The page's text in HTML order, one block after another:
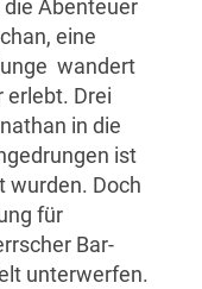
Abenteuer
eine
wandert
erlebt. Drei
in die
ist
wurden. Doch
für
Bar-
unterwerfen.